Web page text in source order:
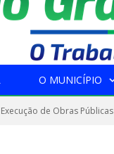
O MUNICÍPIO
de Obras Públicas